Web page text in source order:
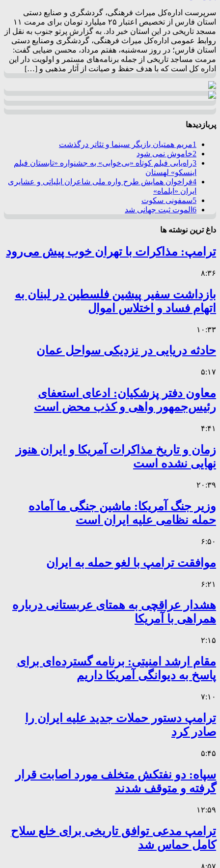
سرپرست اداره‌کل میراث فرهنگی، گردشگری و صنایع دستی
استان فارس از تخصیص اعتبار ۲۵ میلیارد تومان برای مرمت ۱۱
مسجد تاریخی در این استان خبر داد. به گزارش پرتو جنوب به نقل از
روابط عمومی اداره‌کل میراث فرهنگی، گردشگری وصنایع دستی
استان فارس؛ در روز سه‌شنبه، هفتم مرداد، محسن ضیایی گفت:
مرمت مساجد تاریخی از جمله برنامه‌های مستمر و اولویت دار این
اداره کل است که با هدف حفظ و صیانت از آثار مذهبی و […]
پربازدیدها
1مریم همتیان بازیگر سینما و تئاتر درگذشت
2خاموش نمی شود
3راه‌یابی فیلم کوتاه «بی‌خوابی» به جشنواره «تابستان فیلم
اینسکو» لهستان
4فراخوان همایش طرح واره ملی شاعران ایلیاتی و عشایری
ایران «ایلماه»
5سمفونی سکوت
6 الموت ثبت جهانی شد
داغ ترین نوشته ها
ترامپ: مذاکرات با تهران خوب پیش می‌رود
۸:۳۶
بازداشت سفیر پیشین فلسطین در لبنان به
اتهام فساد و اختلاس اموال
۱۰:۳۳
حادثه دریایی در نزدیکی سواحل عمان
۵:۱۷
معاون دفتر پزشکیان: ادعای استعفای
رئیس‌جمهور واهی و کذب محض است
۴:۴۱
زمان و تاریخ مذاکرات آمریکا و ایران هنوز
نهایی نشده است
۲۰:۳۹
وزیر جنگ آمریکا: ماشین جنگی ما آماده
حمله نظامی علیه ایران است
۶:۵۰
موافقت ترامپ با لغو حمله به ایران
۶:۲۱
هشدار عراقچی به همتای عربستانی درباره
همراهی با آمریکا
۲:۱۵
مقام ارشد امنیتی: برنامه گسترده‌ای برای
پاسخ به دیوانگی آمریکا داریم
۷:۱۰
ترامپ دستور حملات جدید علیه ایران را
صادر کرد
۵:۴۵
سپاه: دو نفتکش متخلف مورد اصابت قرار
گرفته و متوقف شدند
۱۲:۵۹
ترامپ مدعی توافق تاریخی برای خلع سلاح
کامل حماس شد
۸:۵۷